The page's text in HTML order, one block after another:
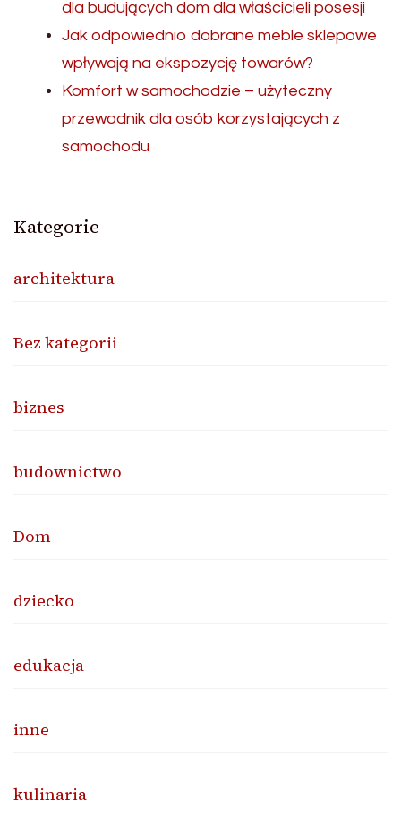
dla budujących dom dla właścicieli posesji
Jak odpowiednio dobrane meble sklepowe
wpływają na ekspozycję towarów?
Komfort w samochodzie – użyteczny
przewodnik dla osób korzystających z
samochodu
Kategorie
architektura
Bez kategorii
biznes
budownictwo
Dom
dziecko
edukacja
inne
kulinaria